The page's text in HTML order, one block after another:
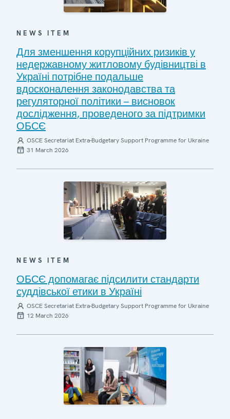
NEWS ITEM
Для зменшення корупційних ризиків у
недержавному житловому будівництві в
Україні потрібне подальше
вдосконалення законодавства та
регуляторної політики – висновок
дослідження, проведеного за підтримки
ОБСЄ
OSCE Secretariat Extra-Budgetary Support Programme for Ukraine
31 March 2026
NEWS ITEM
ОБСЄ допомагає підсилити стандарти
суддівської етики в Україні
OSCE Secretariat Extra-Budgetary Support Programme for Ukraine
12 March 2026